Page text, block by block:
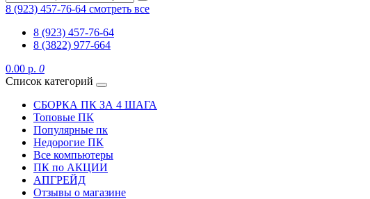
8 (923) 457-76-64 смотреть все
8 (923) 457-76-64
8 (3822) 977-664
0.00 р. 0
Список категорий
СБОРКА ПК ЗА 4 ШАГА
Топовые ПК
Популярные пк
Недорогие ПК
Все компьютеры
ПК по АКЦИИ
АПГРЕЙД
Отзывы о магазине